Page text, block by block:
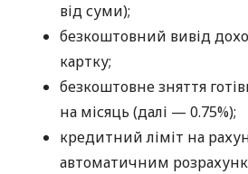
від суми);
безкоштовний вивід
картку;
безкоштовне зняття
на місяць (далі — 0.75%);
кредитний ліміт на
автоматичним